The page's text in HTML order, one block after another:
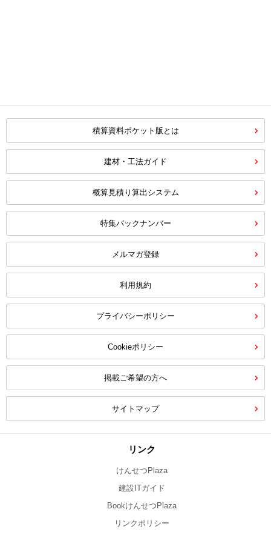
積算資料ポケット版とは
建材・工法ガイド
概算見積り算出システム
特集バックナンバー
メルマガ登録
利用規約
プライバシーポリシー
Cookieポリシー
掲載ご希望の方へ
サイトマップ
リンク
けんせつPlaza
建設ITガイド
BookけんせつPlaza
リンクポリシー